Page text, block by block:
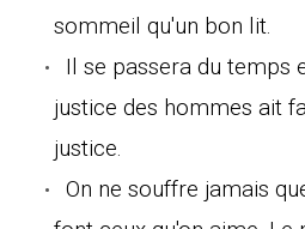
sommeil qu'un bon lit.
Il se passera du temps
justice des hommes ait
justice.
On ne souffre jamais